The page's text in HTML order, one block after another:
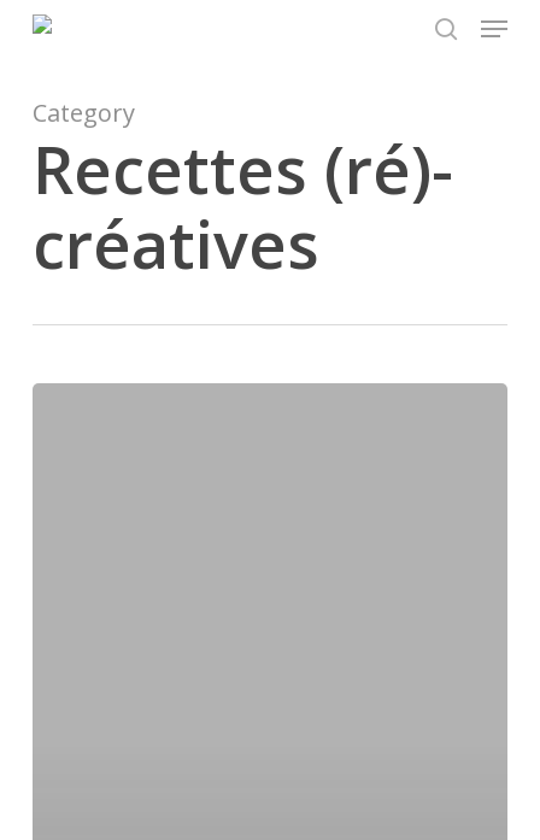
content
Menu
Category
Recettes (ré)-
créatives